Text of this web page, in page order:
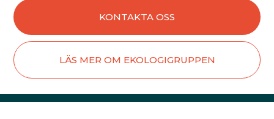
KONTAKTA OSS
LÄS MER OM EKOLOGIGRUPPEN